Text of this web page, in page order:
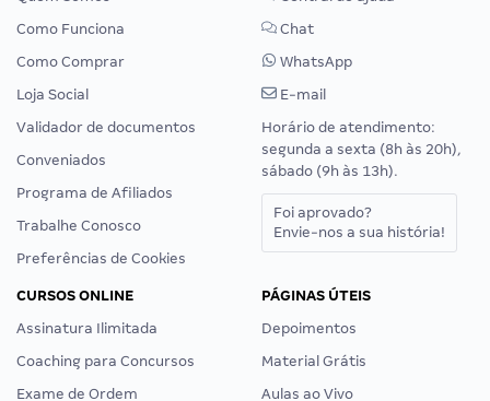
Como Funciona
Como Comprar
Loja Social
Validador de documentos
Conveniados
Programa de Afiliados
Trabalhe Conosco
Preferências de Cookies
Chat
WhatsApp
E-mail
Horário de atendimento:
segunda a sexta (8h às 20h),
sábado (9h às 13h).
Foi aprovado?
Envie-nos a sua história!
CURSOS ONLINE
Assinatura Ilimitada
Coaching para Concursos
Exame de Ordem
PÁGINAS ÚTEIS
Depoimentos
Material Grátis
Aulas ao Vivo